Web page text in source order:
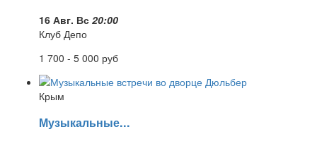
16 Авг. Вс 20:00
Клуб Депо
1 700 - 5 000 руб
Крым
Музыкальные...